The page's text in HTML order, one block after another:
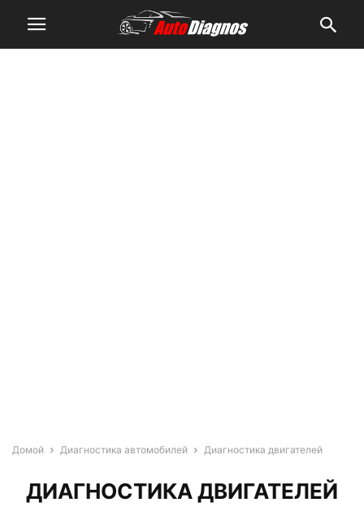
Домой Диагностика автомобилей Диагностика двигателей
ДИАГНОСТИКА ДВИГАТЕЛЕЙ